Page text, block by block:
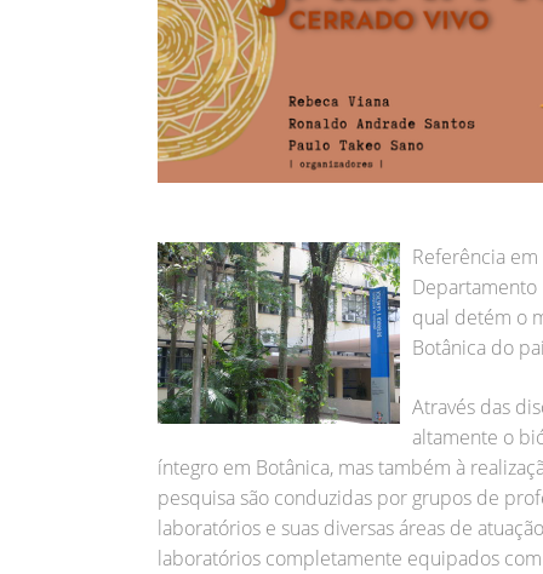
Referência
Departamento
qual detém o
Botânica do
Através das
altamente o
íntegro em Botânica, mas também à
pesquisa são conduzidas por grupos de
laboratórios e suas diversas áreas de
laboratórios completamente equipados